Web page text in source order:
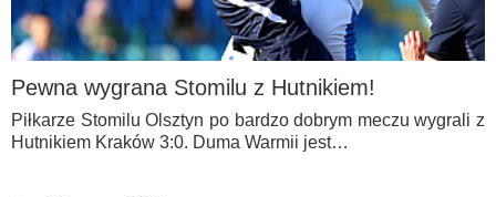
Pewna wygrana Stomilu z Hutnikiem!
Piłkarze Stomilu Olsztyn po bardzo dobrym meczu wygrali z
Hutnikiem Kraków 3:0. Duma Warmii jest…